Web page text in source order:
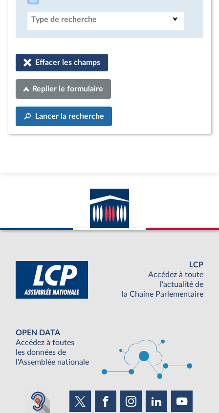
Type de recherche
Effacer les champs
Replier le formulaire
Lancer la recherche
LCP
Accédez à toute
l'actualité de
la Chaine Parlementaire
OPEN DATA
Accédez à toutes
les données de
l'Assemblée nationale